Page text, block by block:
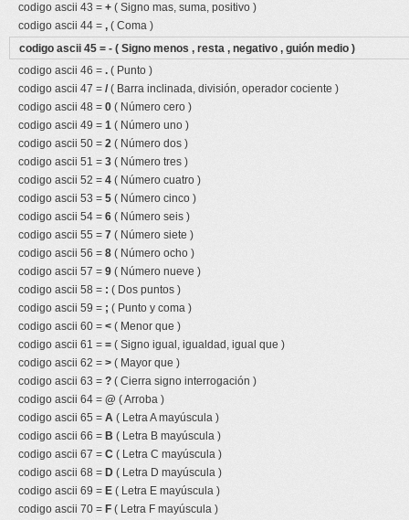
codigo ascii 43 = + ( Signo mas, suma, positivo )
codigo ascii 44 = , ( Coma )
codigo ascii 45 = - ( Signo menos , resta , negativo , guión medio )
codigo ascii 46 = . ( Punto )
codigo ascii 47 = /( Barra inclinada, división, operador cociente )
codigo ascii 48 = 0 ( Número cero )
codigo ascii 49 = 1 ( Número uno )
codigo ascii 50 = 2 ( Número dos )
codigo ascii 51 = 3 ( Número tres )
codigo ascii 52 = 4 ( Número cuatro )
codigo ascii 53 = 5 ( Número cinco )
codigo ascii 54 = 6 ( Número seis )
codigo ascii 55 = 7 ( Número siete )
codigo ascii 56 = 8 ( Número ocho )
codigo ascii 57 = 9 ( Número nueve )
codigo ascii 58 = : ( Dos puntos )
codigo ascii 59 = ; ( Punto y coma )
codigo ascii 60 = < ( Menor que )
codigo ascii 61 = = ( Signo igual, igualdad, igual que )
codigo ascii 62 = > ( Mayor que )
codigo ascii 63 = ? ( Cierra signo interrogación )
codigo ascii 64 = @ ( Arroba )
codigo ascii 65 = A ( Letra A mayúscula )
codigo ascii 66 = B ( Letra B mayúscula )
codigo ascii 67 = C ( Letra C mayúscula )
codigo ascii 68 = D ( Letra D mayúscula )
codigo ascii 69 = E ( Letra E mayúscula )
codigo ascii 70 = F ( Letra F mayúscula )